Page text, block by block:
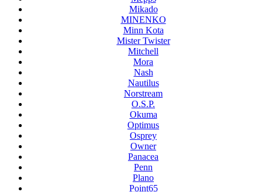
Mikado
MINENKO
Minn Kota
Mister Twister
Mitchell
Mora
Nash
Nautilus
Norstream
O.S.P.
Okuma
Optimus
Osprey
Owner
Panacea
Penn
Plano
Point65